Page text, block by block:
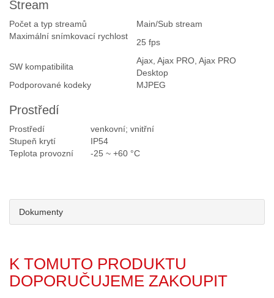
Stream
Počet a typ streamů
Main/Sub stream
Maximální snímkovací rychlost
25 fps
SW kompatibilita
Ajax, Ajax PRO, Ajax PRO
Desktop
Podporované kodeky
MJPEG
Prostředí
Prostředí
venkovní; vnitřní
Stupeň krytí
IP54
Teplota provozní -25 ~ +60 °C
Dokumenty
K TOMUTO PRODUKTU
DOPORUČUJEME ZAKOUPIT